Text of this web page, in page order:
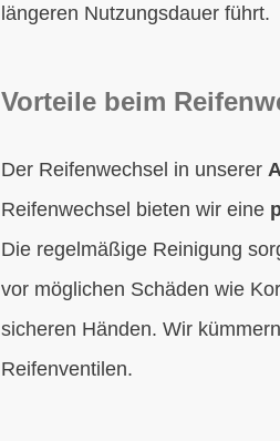
längeren Nutzungsdauer führt.
Vorteile beim
Der Reifenwechsel in unserer
Reifenwechsel bieten wir eine
Die regelmäßige Reinigung
vor möglichen Schäden wie
sicheren Händen. Wir
Reifenventilen.